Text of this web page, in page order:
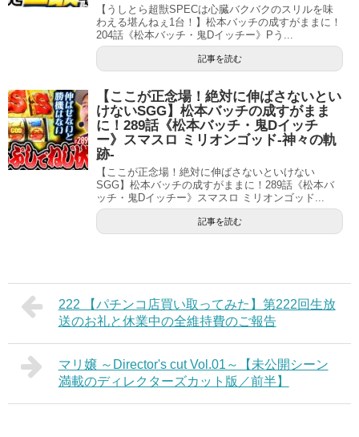
【うしとら超獣SPECは心臓バクバクのスリルを味
わえる堪んねぇ1台！】松本バッチの成すがままに！
204話《松本バッチ・鬼Dイッチー》Pう...
記事を読む
【ここが正念場！絶対に伸ばさないとい
けないSGG】松本バッチの成すがまま
に！289話《松本バッチ・鬼Dイッチ
ー》スマスロ ミリオンゴッド-神々の軌
跡-
【ここが正念場！絶対に伸ばさないといけない
SGG】松本バッチの成すがままに！289話《松本バ
ッチ・鬼Dイッチー》スマスロ ミリオンゴッド...
記事を読む
222 【パチンコ店買い取ってみた】第222回生放
送のお礼と休業中の全維持費のご報告
マリ嬢 ～Director's cut Vol.01～【未公開シーン
満載のディレクターズカット版／前半】